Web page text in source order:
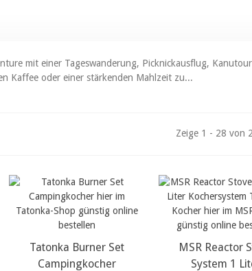
mit einer Tageswanderung, Picknickausflug,
Kaffee oder einer stärkenden Mahlzeit zu...
Zeige 1 - 28 von
Tatonka Burner Set
Campingkocher
MSR Reactor
System 1